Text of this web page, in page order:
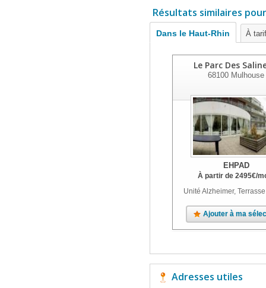
Résultats similaires
Dans le Haut-Rhin À
Le Parc Des
68100 Mulhouse
EHPAD
À partir de 2495€/
Unité Alzheimer,
Ajouter à ma
Adresses utiles